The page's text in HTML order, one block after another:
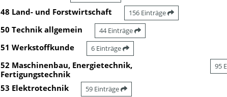
48 Land- und Forstwirtschaft 156 Einträge
50 Technik allgemein 44 Einträge
51 Werkstoffkunde 6 Einträge
52 Maschinenbau, Energietechnik,
Fertigungstechnik
95
53 Elektrotechnik 59 Einträge